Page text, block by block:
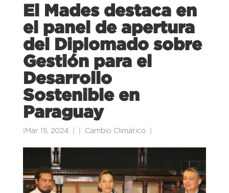
El Mades destaca en
el panel de apertura
del Diplomado sobre
Gestión para el
Desarrollo
Sostenible en
Paraguay
Mar 15, 2024 Cambio Climático